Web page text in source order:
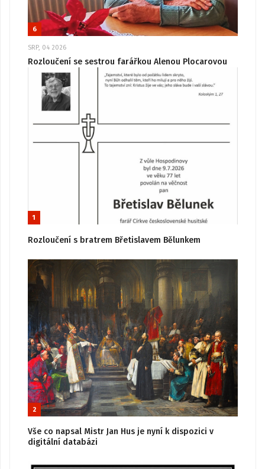
6
SRP, 04 2026
Rozloučení se sestrou farářkou Alenou Plocarovou
1
Rozloučení s bratrem Břetislavem Bělunkem
2
Vše co napsal Mistr Jan Hus je nyní k dispozici v
digitální databázi